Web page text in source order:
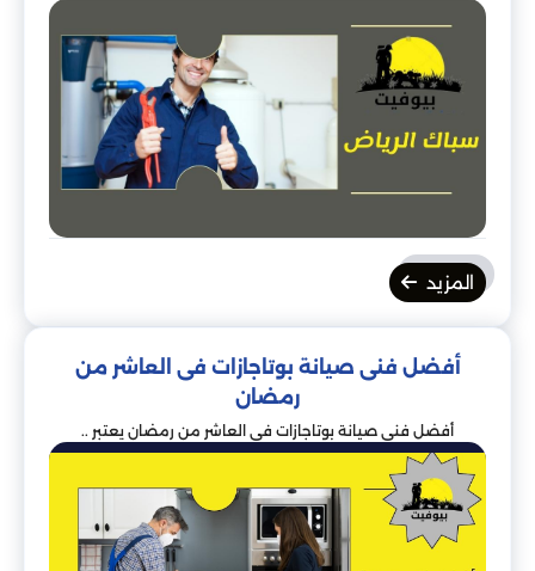
المزيد
أفضل فنى صيانة بوتاجازات فى العاشر من
رمضان
أفضل فنى صيانة بوتاجازات فى العاشر من رمضان يعتبر ..